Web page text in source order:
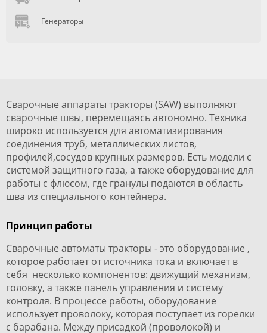
Генераторы
Сварочные аппараты тракторы (SAW) выполняют
сварочные швы, перемещаясь автономно. Техника
широко используется для автоматизирования
соединения труб, металлических листов,
профилей,сосудов крупных размеров. Есть модели с
системой защитного газа, а также оборудование для
работы с флюсом, где гранулы подаются в область
шва из специального контейнера.
Принцип работы
Сварочные автоматы тракторы - это оборудование ,
которое работает от источника тока и включает в
себя несколько компонентов: движущий механизм,
головку, а также панель управления и систему
контроля. В процессе работы, оборудование
использует проволоку, которая поступает из горелки
с барабана. Между присадкой (проволокой) и